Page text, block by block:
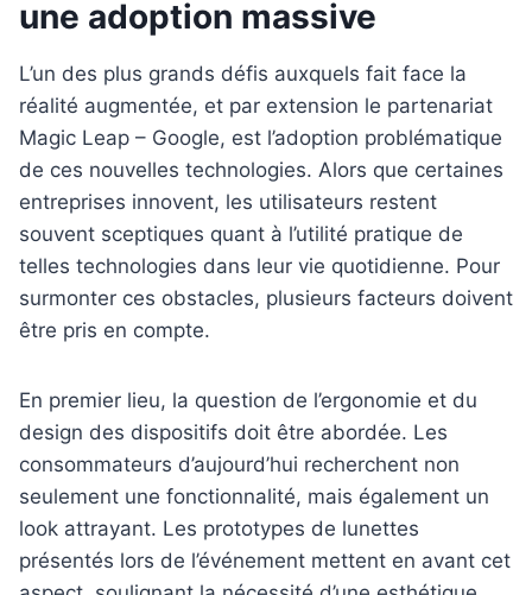
une adoption massive
L’un des plus grands défis auxquels fait face la
réalité augmentée, et par extension le partenariat
Magic Leap – Google, est l’adoption problématique
de ces nouvelles technologies. Alors que certaines
entreprises innovent, les utilisateurs restent
souvent sceptiques quant à l’utilité pratique de
telles technologies dans leur vie quotidienne. Pour
surmonter ces obstacles, plusieurs facteurs doivent
être pris en compte.
En premier lieu, la question de l’ergonomie et du
design des dispositifs doit être abordée. Les
consommateurs d’aujourd’hui recherchent non
seulement une fonctionnalité, mais également un
look attrayant. Les prototypes de lunettes
présentés lors de l’événement mettent en avant cet